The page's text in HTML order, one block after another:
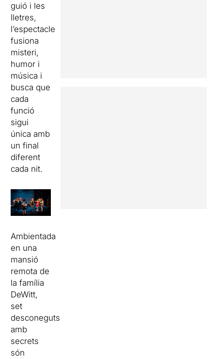
guió i les
lletres,
l’espectacle
fusiona
misteri,
humor i
música i
busca que
cada
funció
sigui
única amb
un final
diferent
cada nit.
Ambientada
en una
mansió
remota de
la família
DeWitt,
set
desconeguts
amb
secrets
són